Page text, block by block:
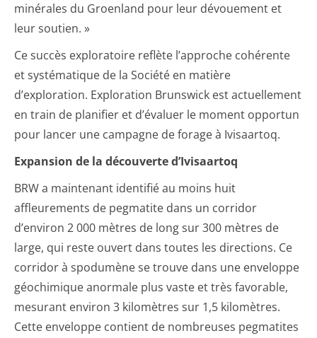
minérales du Groenland pour leur dévouement et
leur soutien. »
Ce succès exploratoire reflète l’approche cohérente
et systématique de la Société en matière
d’exploration. Exploration Brunswick est actuellement
en train de planifier et d’évaluer le moment opportun
pour lancer une campagne de forage à Ivisaartoq.
Expansion de la découverte d’Ivisaartoq
BRW a maintenant identifié au moins huit
affleurements de pegmatite dans un corridor
d’environ 2 000 mètres de long sur 300 mètres de
large, qui reste ouvert dans toutes les directions. Ce
corridor à spodumène se trouve dans une enveloppe
géochimique anormale plus vaste et très favorable,
mesurant environ 3 kilomètres sur 1,5 kilomètres.
Cette enveloppe contient de nombreuses pegmatites